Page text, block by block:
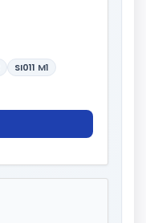
SI011 M1